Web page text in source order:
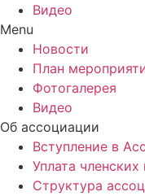
Видео
Menu
Новости
План
Фотогалерея
Видео
Об ассоциации
Вступление в
Уплата членских
Структура